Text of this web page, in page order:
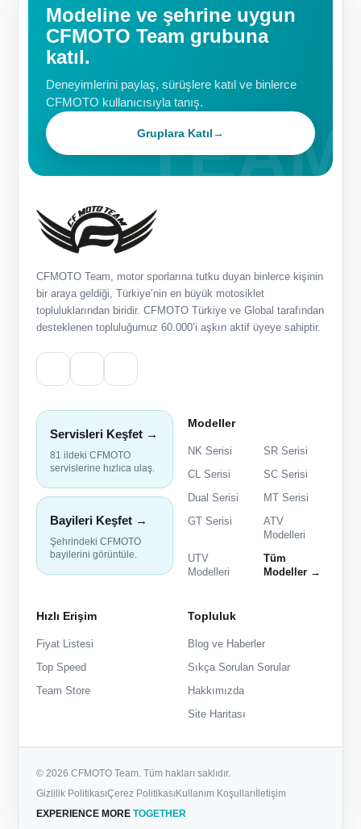
Modeline ve şehrine uygun
CFMOTO Team grubuna
katıl.
Deneyimlerini paylaş, sürüşlere katıl ve binlerce
CFMOTO kullanıcısıyla tanış.
Gruplara Katıl→
CFMOTO Team, motor sporlarına tutku duyan binlerce kişinin
bir araya geldiği, Türkiye’nin en büyük motosiklet
topluluklarından biridir. CFMOTO Türkiye ve Global tarafından
desteklenen topluluğumuz 60.000’i aşkın aktif üyeye sahiptir.
Servisleri Keşfet →
81 ildeki CFMOTO
servislerine hızlıca ulaş.
Bayileri Keşfet →
Şehrindeki CFMOTO
bayilerini görüntüle.
Modeller
NK Serisi
SR Serisi
CL Serisi
SC Serisi
Dual Serisi
MT Serisi
GT Serisi
ATV
Modelleri
UTV
Modelleri
Tüm
Modeller →
Hızlı Erişim
Fiyat Listesi
Top Speed
Team Store
Topluluk
Blog ve Haberler
Sıkça Sorulan Sorular
Hakkımızda
Site Haritası
© 2026 CFMOTO Team. Tüm hakları saklıdır.
Gizlilik PolitikasıÇerez PolitikasıKullanım Koşulları İletişim
EXPERIENCE MORE TOGETHER